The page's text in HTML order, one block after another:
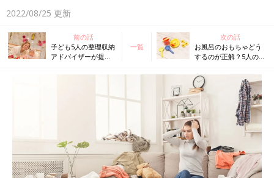
2022/08/25 更新
前の話
子ども5人の整理収納
アドバイザーが提
生日にやりたいこと5
一覧
次の話
お風呂のおもちゃどう
するのが正解？5人のマ
聞いた、衛生的におも
ちゃを片づける方法